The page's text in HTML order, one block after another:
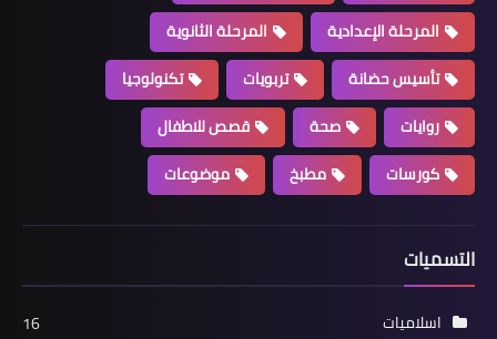
المرحلة الإعدادية
المرحلة الثانوية
تأسيس حضانة
تربويات
تكنولوجيا
روايات
صحة
قصص للاطفال
كورسات
مطبخ موضوعات
التسميات
اسلاميات
16